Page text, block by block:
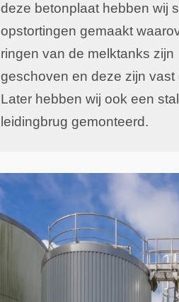
deze betonplaat hebben wij
opstortingen gemaakt
ringen van de melktanks zijn
geschoven en deze zijn vast
Later hebben wij ook een
leidingbrug gemonteerd.